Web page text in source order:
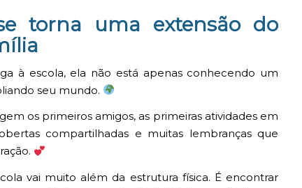
torna uma extensão do
à escola, ela não está apenas conhecendo um
seu mundo.
os primeiros amigos, as primeiras atividades em
compartilhadas e muitas lembranças que
vai muito além da estrutura física. É encontrar